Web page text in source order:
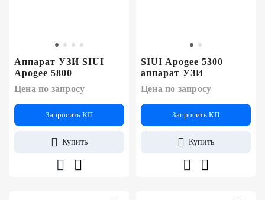
Аппарат УЗИ SIUI
Apogee 5800
Цена по запросу
Запросить КП
Купить
SIUI Apogee 5300
аппарат УЗИ
Цена по запросу
Запросить КП
Купить